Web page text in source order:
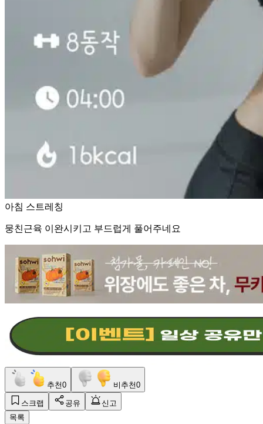
아침 스트레칭
뭉친근육 이완시키고 부드럽게 풀어주네요
추천0 비추천0
스크랩 공유
신고
목록